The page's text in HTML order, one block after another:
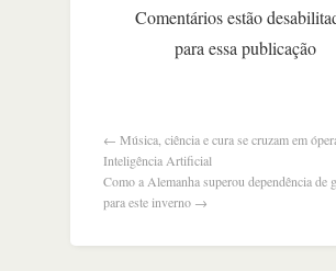
Comentários estão
para essa publicação
← Música, ciência e cura se cruzam em
Inteligência Artificial
Como a Alemanha superou dependência de
para este inverno →